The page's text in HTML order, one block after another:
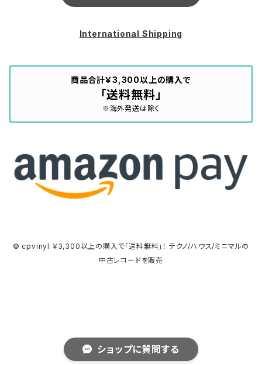
ショップに質問する
International Shipping
商品合計￥3,300以上の購入で
「送料無料」
※海外発送は除く
© cpvinyl ￥3,300以上の購入で「送料無料」！ テクノ/ハウス/ミニマルの
中古レコードを販売